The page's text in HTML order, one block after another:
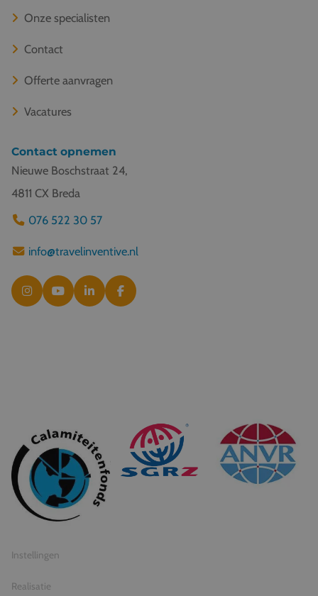
Onze specialisten
Contact
Offerte aanvragen
Vacatures
Contact opnemen
Nieuwe Boschstraat 24,
4811 CX Breda
076 522 30 57
info@travelinventive.nl
© 2026 Travel Inventive
Algemene voorwaarden
Privacy statement
Instellingen
Realisatie